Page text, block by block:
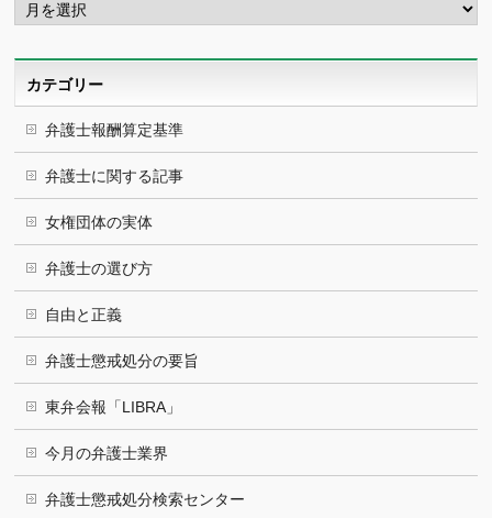
ー
カ
カテゴリー
弁護士報酬算定基準
弁護士に関する記事
女権団体の実体
弁護士の選び方
自由と正義
弁護士懲戒処分の要旨
東弁会報「LIBRA」
今月の弁護士業界
弁護士懲戒処分検索センター